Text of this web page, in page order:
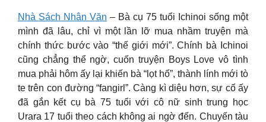
Nhà Sách Nhân Văn – Bà cụ 75 tuổi Ichinoi sống một
mình đã lâu, chỉ vì một lần lỡ mua nhầm truyện mà
chính thức bước vào “thế giới mới”. Chính bà Ichinoi
cũng chẳng thể ngờ, cuốn truyện Boys Love vô tình
mua phải hôm ấy lại khiến bà “lọt hố”, thành lính mới tò
te trên con đường “fangirl”. Càng kì diệu hơn, sự cố ấy
đã gắn kết cụ bà 75 tuổi với cô nữ sinh trung học
Urara 17 tuổi theo cách không ai ngờ đến. Chuyến tàu